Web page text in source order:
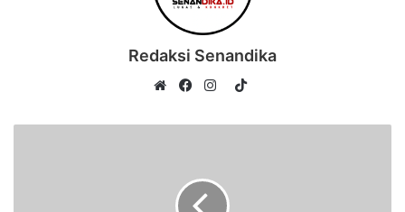
Redaksi Senandika
TikTok